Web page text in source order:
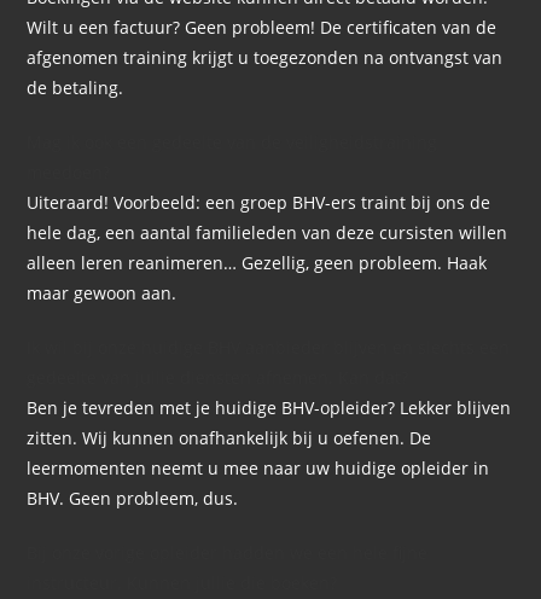
Wilt u een factuur? Geen probleem! De certificaten van de
afgenomen training krijgt u toegezonden na ontvangst van
de betaling.
Uiteraard! Voorbeeld: een groep BHV-ers traint bij ons de
hele dag, een aantal familieleden van deze cursisten willen
alleen leren reanimeren… Gezellig, geen probleem. Haak
maar gewoon aan.
Ben je tevreden met je huidige BHV-opleider? Lekker blijven
zitten. Wij kunnen onafhankelijk bij u oefenen. De
leermomenten neemt u mee naar uw huidige opleider in
BHV. Geen probleem, dus.